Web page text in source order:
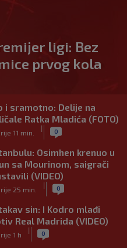
ligi: Bez
prvog kola
i sramotno: Delije na
Ratka Mladića (FOTO)
11 min.
| 0
Osimhen krenuo u
sa Mourinom, saigrači
(VIDEO)
25 min.
| 0
sin: I Kodro mlađi
Real Madrida (VIDEO)
1 h
| 0